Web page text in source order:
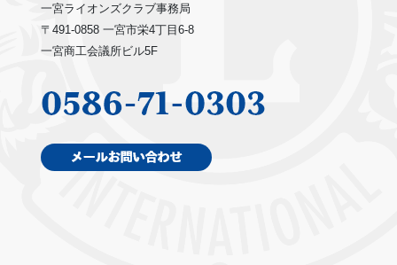
一宮ライオンズクラブ事務局
〒491-0858 一宮市栄4丁目6-8
一宮商工会議所ビル5F